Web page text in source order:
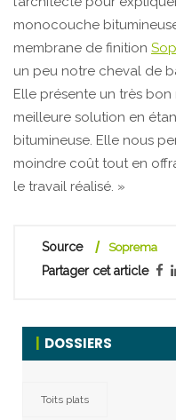
monocouche
membrane de finition
un peu notre cheval de
Elle présente un très
meilleure solution en
bitumineuse. Elle nous
moindre coût tout en
le travail réalisé. »
Source Soprema
Partager cet article
DOSSIERS
Toits plats